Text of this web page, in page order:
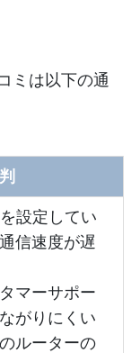
ミは以下の通
設定してい
信速度が遅
マーサポー
がりにくい
ルーターの